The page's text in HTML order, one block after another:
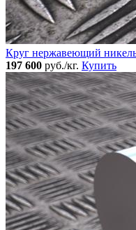
Круг нержавеющий
197 600 руб./кг. Купить